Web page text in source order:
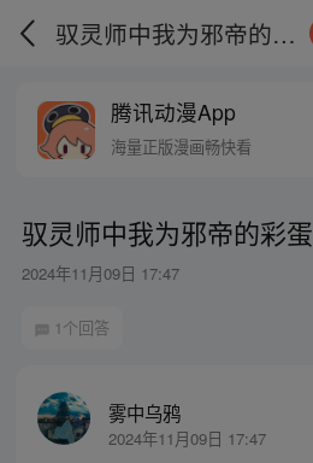
驭灵师中我为邪帝的彩蛋
腾讯动漫App
海量正版漫画畅快看
驭灵师中我为邪帝的彩蛋
2024年11月09日 17:47
1个回答
雾中乌鸦
2024年11月09日 17:47